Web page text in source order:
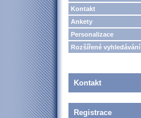
Kontakt
Ankety
Personalizace
Rozšířené vyhledávání
Kontakt
Registrace